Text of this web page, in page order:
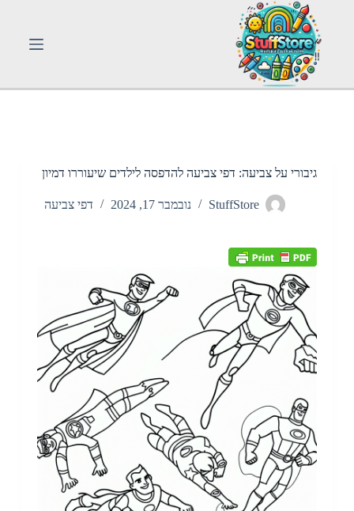
o
גיבורי על צביעה: דפי צביעה להדפסה לילדים שיעוררו דמיון
StuffStore נובמבר 17, 2024 דפי צביעה